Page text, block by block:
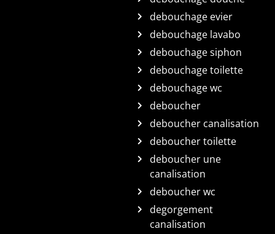
debouchage evier
debouchage lavabo
debouchage siphon
debouchage toilette
debouchage wc
deboucher
deboucher canalisation
deboucher toilette
deboucher une
canalisation
deboucher wc
degorgement
canalisation